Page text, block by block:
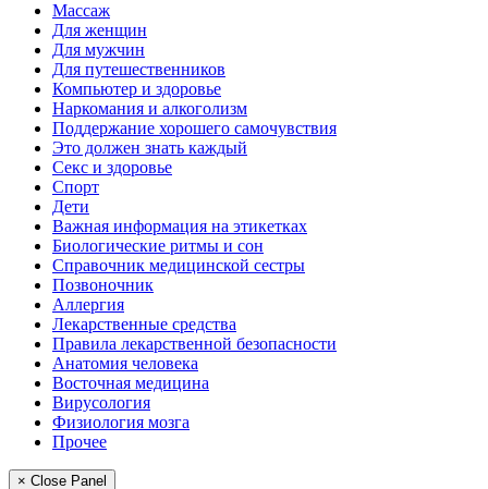
Массаж
Для женщин
Для мужчин
Для путешественников
Компьютер и здоровье
Наркомания и алкоголизм
Поддержание хорошего самочувствия
Это должен знать каждый
Секс и здоровье
Спорт
Дети
Важная информация на этикетках
Биологические ритмы и сон
Справочник медицинской сестры
Позвоночник
Аллергия
Лекарственные средства
Правила лекарственной безопасности
Aнатомия человека
Восточная медицина
Вирусология
Физиология мозга
Прочее
× Close Panel